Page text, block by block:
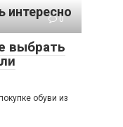
0
выбрать
обуви из